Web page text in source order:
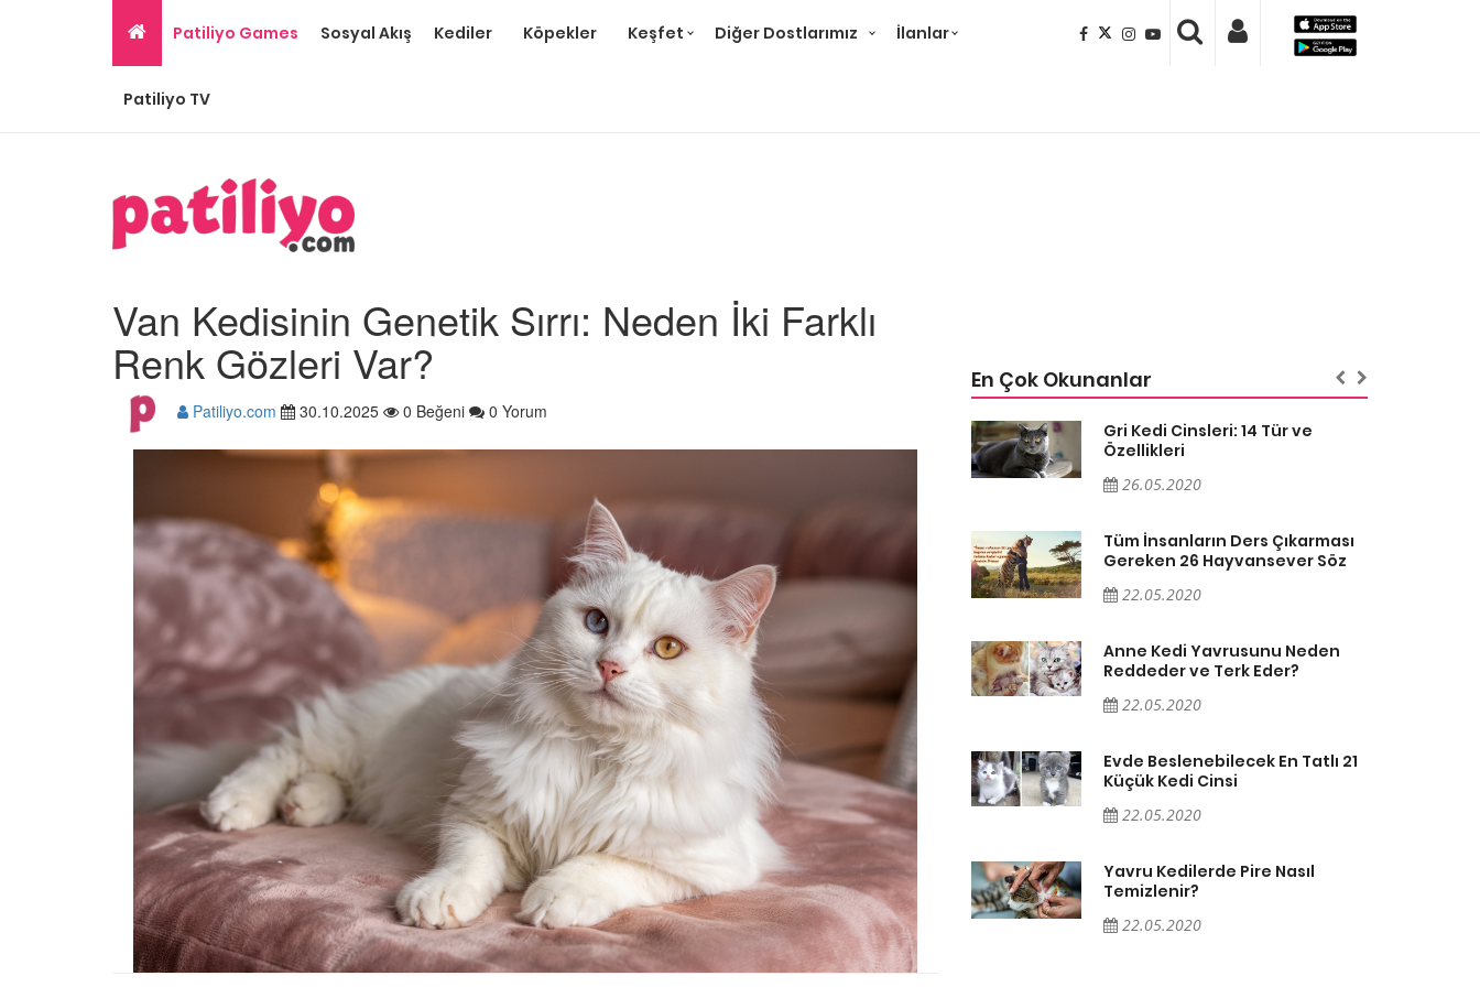
Patiliyo Games Sosyal Akış Kediler Köpekler Keşfet Diğer Dostlarımız İlanlar
Patiliyo TV
Van Kedisinin Genetik Sırrı: Neden İki Farklı
Renk Gözleri Var?
Patiliyo.com 30.10.2025 0 Beğeni 0 Yorum
En Çok Okunanlar
Özellikleri
26.05.2020
Tüm İnsanların Ders Çıkarması
Gereken 26 Hayvansever Söz
22.05.2020
Anne Kedi Yavrusunu Neden
Reddeder ve Terk Eder?
22.05.2020
Evde Beslenebilecek En Tatlı 21
Küçük Kedi Cinsi
22.05.2020
Yavru Kedilerde Pire Nasıl
Temizlenir?
22.05.2020
Özellikleri
Gereken 26 Hayvansever Söz
22.05.2020
Anne Kedi Yavrusunu Neden
Reddeder ve Terk Eder?
22.05.2020
Evde Beslenebilecek En Tatlı 21
Küçük Kedi Cinsi
22.05.2020
Yavru Kedilerde Pire Nasıl
Temizlenir?
22.05.2020
Gri Kedi Cinsleri: 14 Tür ve
Özellikleri
26.05.2020
Tüm İnsanların Ders Çıkarması
Gereken 26 Hayvansever Söz
22.05.2020
Anne Kedi Yavrusunu Neden
Reddeder ve Terk Eder?
22.05.2020
Evde Beslenebilecek En Tatlı 21
Küçük Kedi Cinsi
22.05.2020
Yavru Kedilerde Pire Nasıl
Temizlenir?
22.05.2020